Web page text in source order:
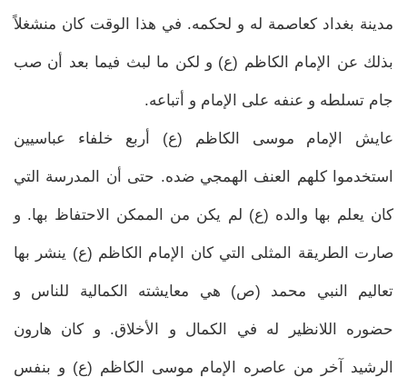
مدينة بغداد كعاصمة له و لحكمه. في هذا الوقت كان منشغلاً
بذلك عن الإمام الكاظم (ع) و لكن ما لبث فيما بعد أن صب
جام تسلطه و عنفه على الإمام و أتباعه.
عايش الإمام موسى الكاظم (ع) أربع خلفاء عباسيين
استخدموا كلهم العنف الهمجي ضده. حتى أن المدرسة التي
كان يعلم بها والده (ع) لم يكن من الممكن الاحتفاظ بها. و
صارت الطريقة المثلى التي كان الإمام الكاظم (ع) ينشر بها
تعاليم النبي محمد (ص) هي معايشته الكمالية للناس و
حضوره اللانظير له في الكمال و الأخلاق. و كان هارون
الرشيد آخر من عاصره الإمام موسى الكاظم (ع) و بنفس